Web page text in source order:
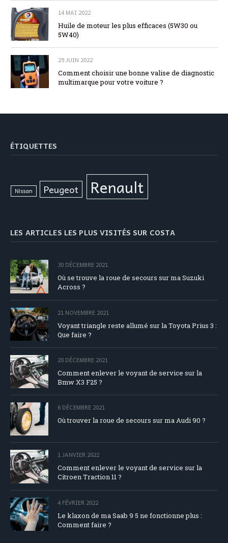
14 MAI 2022
Huile de moteur les plus efficaces (5W30 ou
5W40)
29 JUIN 2022
Comment choisir une bonne valise de diagnostic
multimarque pour votre voiture ?
ÉTIQUETTES
Nissan Peugeot Renault
LES ARTICLES LES PLUS VISITÉS SUR COSTA
30 DÉCEMBRE 2021
Où se trouve la roue de secours sur ma Suzuki
Across ?
21 NOVEMBRE 2021
Voyant triangle reste allumé sur la Toyota Prius 3 :
Que faire ?
20 DÉCEMBRE 2021
Comment enlever le voyant de service sur la
Bmw X3 F25 ?
6 DÉCEMBRE 2021
Où trouver la roue de secours sur ma Audi 90 ?
1 JANVIER 2022
Comment enlever le voyant de service sur la
Citroen Traction 11 ?
4 FÉVRIER 2022
Le klaxon de ma Saab 9 5 ne fonctionne plus :
Comment faire ?